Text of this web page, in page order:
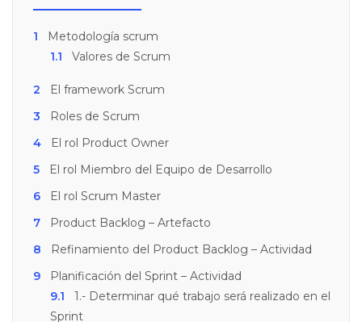
1
Metodología scrum
1.1
Valores de Scrum
2
El framework Scrum
3
Roles de Scrum
4
El rol Product Owner
5
El rol Miembro del Equipo de Desarrollo
6
El rol Scrum Master
7
Product Backlog – Artefacto
8
Refinamiento del Product Backlog – Actividad
9
Planificación del Sprint – Actividad
9.1
1.- Determinar qué trabajo será realizado en el
Sprint